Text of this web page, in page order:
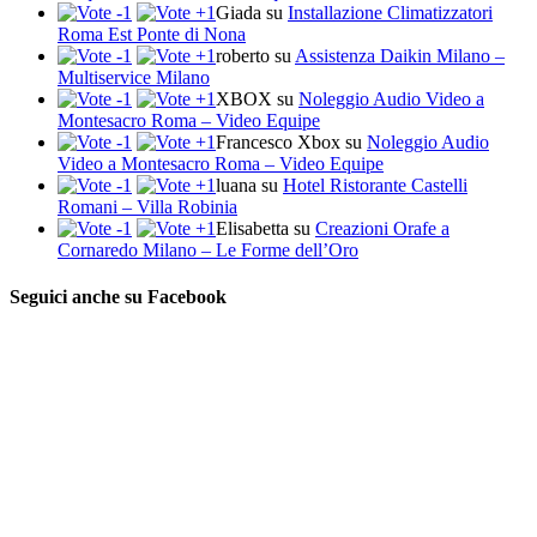
Giada su Installazione Climatizzatori
Roma Est Ponte di Nona
roberto su Assistenza Daikin Milano –
Multiservice Milano
XBOX su Noleggio Audio Video a
Montesacro Roma – Video Equipe
Francesco Xbox su Noleggio Audio
Video a Montesacro Roma – Video Equipe
luana su Hotel Ristorante Castelli
Romani – Villa Robinia
Elisabetta su Creazioni Orafe a
Cornaredo Milano – Le Forme dell’Oro
Seguici anche su Facebook